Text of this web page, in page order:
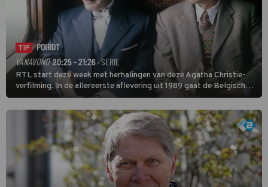
TIP
POIROT
VANAVOND 20:25 - 21:26 · SERIE
RTL start deze week met herhalingen van deze Agatha Christie-
verfilming. In de allereerste aflevering uit 1989 gaat de Belgische
speurder op zoek naar een vermiste kok. Poirot raakt al snel
verwikkeld in een moordzaak. (HH)